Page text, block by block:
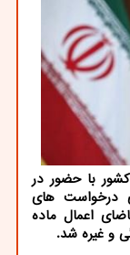
با حضور در
مرکز ملاقات مردمی قوه قضاییه، پاسخگوی درخواست‎ های
اعمال ماده